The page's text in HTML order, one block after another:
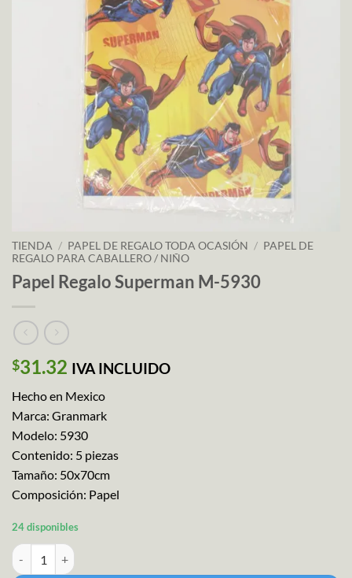
TIENDA / PAPEL DE REGALO TODA OCASIÓN / PAPEL DE
REGALO PARA CABALLERO / NIÑO
Papel Regalo Superman M-5930
$31.32 IVA INCLUIDO
Hecho en Mexico
Marca: Granmark
Modelo: 5930
Contenido: 5 piezas
Tamaño: 50x70cm
Composición: Papel
24 disponibles
Papel Regalo Superman M-5930 cantidad